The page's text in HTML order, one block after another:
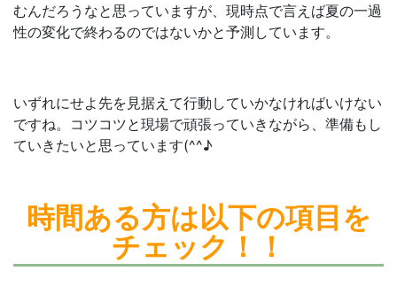
むんだろうなと思っていますが、現時点で言えば夏の一過
性の変化で終わるのではないかと予測しています。
いずれにせよ先を見据えて行動していかなければいけない
ですね。コツコツと現場で頑張っていきながら、準備もし
ていきたいと思っています(^^♪
時間ある方は以下の項目を
チェック！！